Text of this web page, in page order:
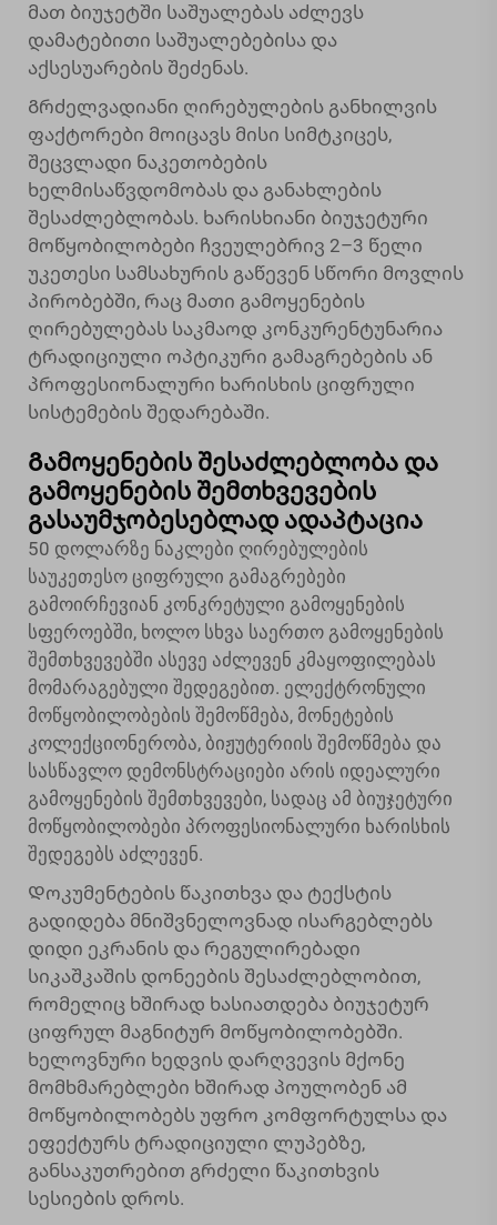
მათ ბიუჯეტში საშუალებას აძლევს
დამატებითი საშუალებებისა და
აქსესუარების შეძენას.
Გრძელვადიანი ღირებულების განხილვის
ფაქტორები მოიცავს მისი სიმტკიცეს,
შეცვლადი ნაკეთობების
ხელმისაწვდომობას და განახლების
შესაძლებლობას. ხარისხიანი ბიუჯეტური
მოწყობილობები ჩვეულებრივ 2–3 წელი
უკეთესი სამსახურის გაწევენ სწორი მოვლის
პირობებში, რაც მათი გამოყენების
ღირებულებას საკმაოდ კონკურენტუნარია
ტრადიციული ოპტიკური გამაგრებების ან
პროფესიონალური ხარისხის ციფრული
სისტემების შედარებაში.
Გამოყენების შესაძლებლობა და
გამოყენების შემთხვევების
გასაუმჯობესებლად ადაპტაცია
50 დოლარზე ნაკლები ღირებულების
საუკეთესო ციფრული გამაგრებები
გამოირჩევიან კონკრეტული გამოყენების
სფეროებში, ხოლო სხვა საერთო გამოყენების
შემთხვევებში ასევე აძლევენ კმაყოფილებას
მომარაგებული შედეგებით. ელექტრონული
მოწყობილობების შემოწმება, მონეტების
კოლექციონერობა, ბიჟუტერიის შემოწმება და
სასწავლო დემონსტრაციები არის იდეალური
გამოყენების შემთხვევები, სადაც ამ ბიუჯეტური
მოწყობილობები პროფესიონალური ხარისხის
შედეგებს აძლევენ.
Დოკუმენტების წაკითხვა და ტექსტის
გადიდება მნიშვნელოვნად ისარგებლებს
დიდი ეკრანის და რეგულირებადი
სიკაშკაშის დონეების შესაძლებლობით,
რომელიც ხშირად ხასიათდება ბიუჯეტურ
ციფრულ მაგნიტურ მოწყობილობებში.
ხელოვნური ხედვის დარღვევის მქონე
მომხმარებლები ხშირად პოულობენ ამ
მოწყობილობებს უფრო კომფორტულსა და
ეფექტურს ტრადიციული ლუპებზე,
განსაკუთრებით გრძელი წაკითხვის
სესიების დროს.